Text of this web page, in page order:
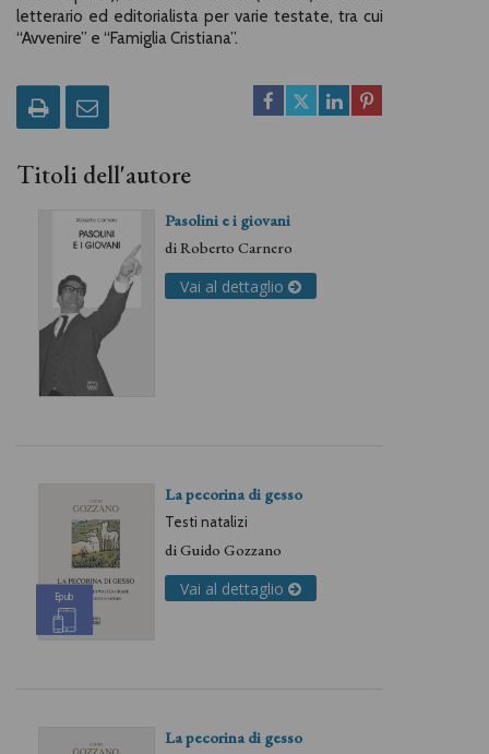
letterario ed editorialista per varie testate, tra cui
“Avvenire” e “Famiglia Cristiana”.
Titoli dell'autore
Pasolini e i giovani
diRoberto Carnero
Vai al dettaglio
Epub
La pecorina di gesso
Testi natalizi
diGuido Gozzano
Vai al dettaglio
La pecorina di gesso